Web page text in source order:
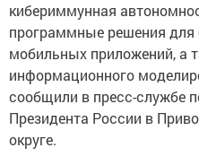
кибериммунная
программные решения для
мобильных приложений, а
информационного
сообщили в пресс-службе
Президента России в
округе.